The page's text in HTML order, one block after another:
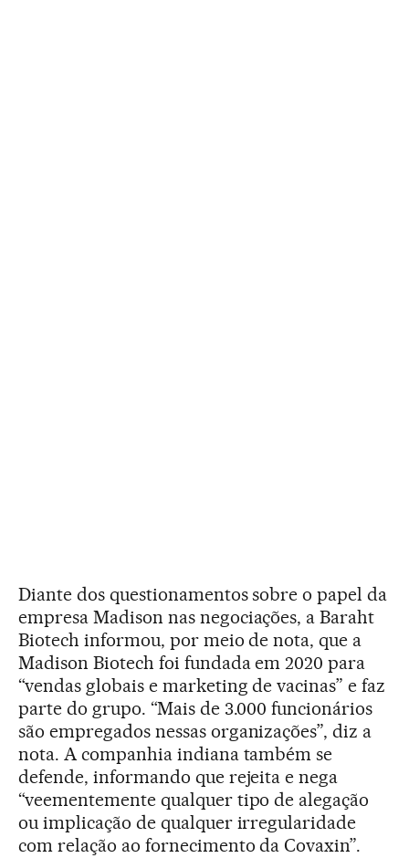
Diante dos questionamentos sobre o papel da
empresa Madison nas negociações, a Baraht
Biotech informou, por meio de nota, que a
Madison Biotech foi fundada em 2020 para
“vendas globais e marketing de vacinas” e faz
parte do grupo. “Mais de 3.000 funcionários
são empregados nessas organizações”, diz a
nota. A companhia indiana também se
defende, informando que rejeita e nega
“veementemente qualquer tipo de alegação
ou implicação de qualquer irregularidade
com relação ao fornecimento da Covaxin”.